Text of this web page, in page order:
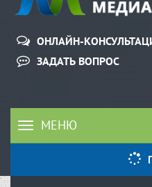
ОНЛАЙН-
ЗАДАТЬ ВОПРОС
Toggle
navigation
МЕНЮ